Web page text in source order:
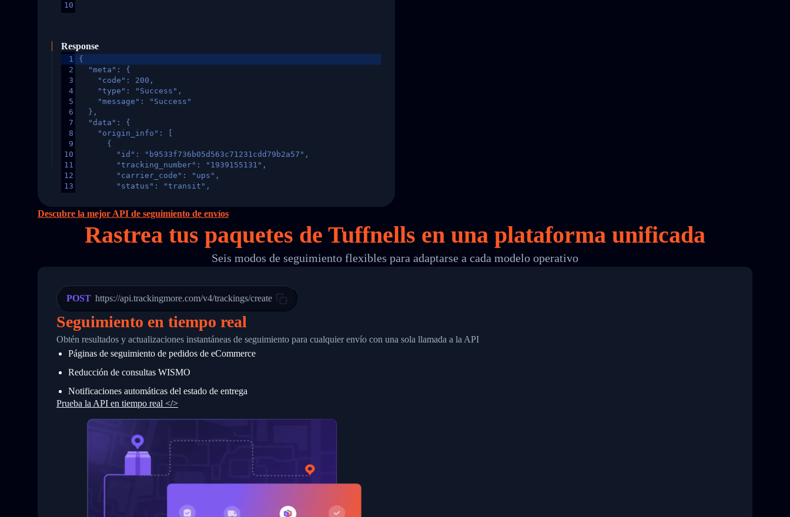
10
Response
1
2
3
4
5
6
7
8
9
10
11
12
13
16
24
25
26
27
28
29
31
32
34
{
  "meta": {
    "code": 200,
    "type": "Success",
    "message": "Success"
  },
  "data": {
    "origin_info": [
      {
        "id": "b9533f736b05d563c71231cdd79b2a57",
        "tracking_number": "1939155131",
        "carrier_code": "ups",
        "status": "transit",
        "itemTimeLength": 2,
        "weblink": "",
        "phone": null,
            "Details": "Departed Facility in HONG KONG-HONG KONG, HONG KONG-HONG KONG,2017-03-08 04:22:00"
          },
          {
            "Date": "2017-03-06 15:28:00",
            "StatusDescription": "Shipment picked up",
            "Details": "BEIJING-CHINA,PEOPLES REPUBLIC"
          }
      }
    ]
}
Descubre la mejor API de seguimiento de envíos
Rastrea tus paquetes de Tuffnells en una plataforma unificada
Seis modos de seguimiento flexibles para adaptarse a cada modelo operativo
POST https://api.trackingmore.com/v4/trackings/create
Seguimiento en tiempo real
Obtén resultados y actualizaciones instantáneas de seguimiento para cualquier envío con una sola llamada a la API
Páginas de seguimiento de pedidos de eCommerce
Reducción de consultas WISMO
Notificaciones automáticas del estado de entrega
Prueba la API en tiempo real </>